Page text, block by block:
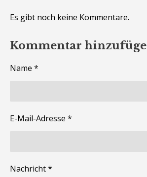
r
e
Es gibt noch keine Kommentare.
Kommentar
Name *
E-Mail-Adresse *
Nachricht *